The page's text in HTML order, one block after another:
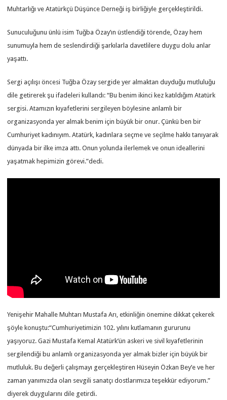
Muhtarlığı ve Atatürkçü Düşünce Derneği iş birliğiyle gerçekleştirildi.
Sunuculuğunu ünlü isim Tuğba Özay’ın üstlendiği törende, Özay hem
sunumuyla hem de seslendirdiği şarkılarla davetlilere duygu dolu anlar
yaşattı.
Sergi açılışı öncesi Tuğba Özay sergide yer almaktan duyduğu mutluluğu
dile getirerek şu ifadeleri kullandı: “Bu benim ikinci kez katıldığım Atatürk
sergisi. Atamızın kıyafetlerini sergileyen böylesine anlamlı bir
organizasyonda yer almak benim için büyük bir onur. Çünkü ben bir
Cumhuriyet kadınıyım. Atatürk, kadınlara seçme ve seçilme hakkı tanıyarak
dünyada bir ilke imza attı. Onun yolunda ilerlemek ve onun ideallerini
yaşatmak hepimizin görevi.”dedi.
Yenişehir Mahalle Muhtarı Mustafa Arı, etkinliğin önemine dikkat çekerek
şöyle konuştu:“Cumhuriyetimizin 102. yılını kutlamanın gururunu
yaşıyoruz. Gazi Mustafa Kemal Atatürk’ün askeri ve sivil kıyafetlerinin
sergilendiği bu anlamlı organizasyonda yer almak bizler için büyük bir
mutluluk. Bu değerli çalışmayı gerçekleştiren Hüseyin Özkan Bey’e ve her
zaman yanımızda olan sevgili sanatçı dostlarımıza teşekkür ediyorum.”
diyerek duygularını dile getirdi.